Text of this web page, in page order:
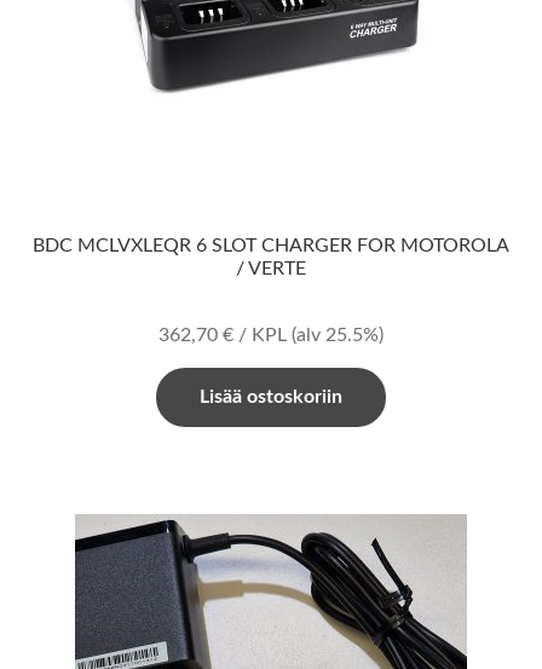
BDC MCLVXLEQR 6 SLOT CHARGER FOR MOTOROLA
/ VERTE
362,70 € / KPL (alv 25.5%)
Lisää ostoskoriin